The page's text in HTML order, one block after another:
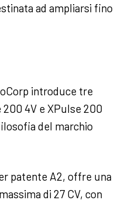
ad ampliarsi fino
introduce tre
4V e XPulse 200
del marchio
patente A2, offre una
di 27 CV, con